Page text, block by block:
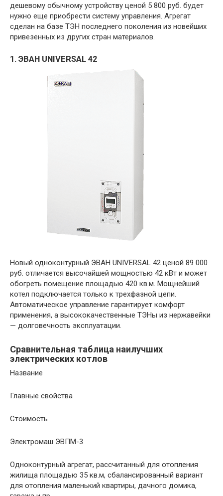
дешевому обычному устройству ценой 5 800 руб. будет
нужно еще приобрести систему управления. Агрегат
сделан на базе ТЭН последнего поколения из новейших
привезенных из других стран материалов.
1. ЭВАН UNIVERSAL 42
Новый одноконтурный ЭВАН UNIVERSAL 42 ценой 89 000
руб. отличается высочайшей мощностью 42 кВт и может
обогреть помещение площадью 420 кв.м. Мощнейший
котел подключается только к трехфазной цепи.
Автоматическое управление гарантирует комфорт
применения, а высококачественные ТЭНы из нержавейки
— долговечность эксплуатации.
Сравнительная таблица наилучших
электрических котлов
Название
Главные свойства
Стоимость
Электромаш ЭВПМ-3
Одноконтурный агрегат, рассчитанный для отопления
жилища площадью 35 кв.м, сбалансированный вариант
для отопления маленький квартиры, дачного домика,